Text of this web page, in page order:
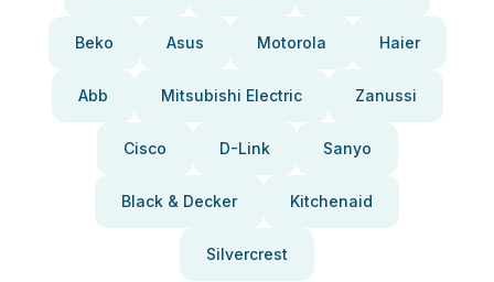
Beko Asus Motorola Haier
Abb Mitsubishi Electric Zanussi
Cisco D-Link Sanyo
Black & Decker Kitchenaid
Silvercrest